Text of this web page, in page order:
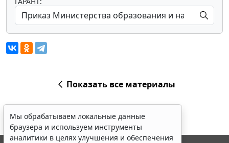
Показать все материалы
Мы обрабатываем локальные данные
браузера и используем инструменты
аналитики в целях улучшения и обеспечения